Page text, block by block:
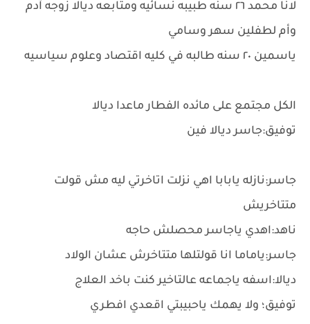
لانا محمد ٢٦ سنه طبيبه نسائيه ومتابعه ديالا زوجه آدم
وأم لطفلين سهر وسامي
ياسمين ٢٠ سنه طالبه في كليه اقتصاد وعلوم سياسيه
الكل مجتمع على مائده الفطار ماعدا ديالا
توفيق:جاسر ديالا فين
جاسر:نازله يابابا اهي نزلت اتاخرتي ليه مش قولت
متتاخريش
ناهد:اهدي ياجاسر محصلش حاجه
جاسر:ياماما انا قولتلها متتاخرش عشان الولاد
ديالا:اسفه ياجماعه عالتاخير كنت باخد العلاج
توفيق؛ ولا يهمك ياحبيبتي اقعدي افطري